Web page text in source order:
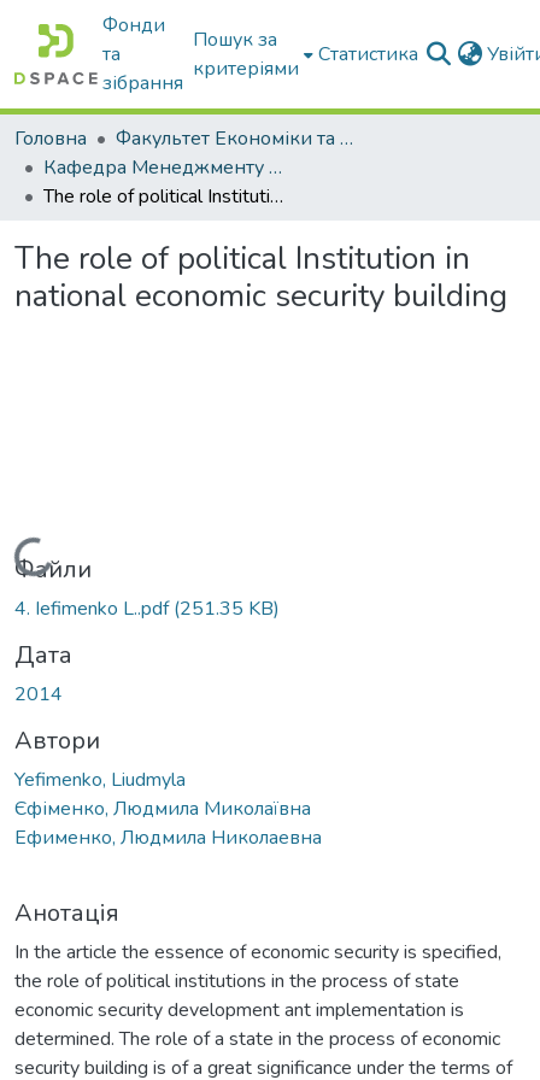
Фонди
та
зібрання
Пошук за
критеріями
Статистика
Головна
Факультет Економіки та бізнесу
Кафедра Менеджменту та публічного адміністрування
The role of political Institution in national economic security building
The role of political Institution in
national economic security building
Вантажиться...
Файли
4. Iefimenko L..pdf(251.35 KB)
Дата
2014
Автори
Yefimenko, Liudmyla
Єфіменко, Людмила Миколаївна
Ефименко, Людмила Николаевна
Анотація
In the article the essence of economic security is specified,
the role of political institutions in the process of state
economic security development ant implementation is
determined. The role of a state in the process of economic
security building is of a great significance under the terms of